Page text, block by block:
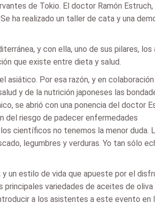
de Tokio. El doctor Ramón Estruch,
ha realizado un taller de cata y una
y con ella, uno de sus pilares,
que existe entre dieta y salud.
asiático. Por esa razón, y en
y de la nutrición japoneses las
se abrió con una ponencia del doctor
del riesgo de padecer enfermedades
científicos no tenemos la menor duda.
legumbres y verduras. Yo tan sólo
un estilo de vida que apueste por el
variedades de aceites de oliva
a los asistentes a este evento en